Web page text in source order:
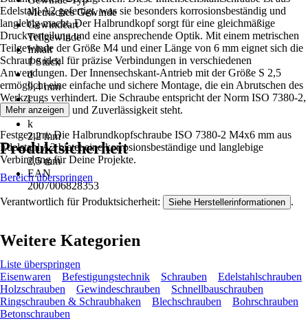
Metrisches Gewinde
Gewindeart
Teilgewinde
Inhalt
1 Stück
d
9,4 mm
l
6 mm
k
2,2 mm
s
2,5 mm
EAN
2007006828353
Edelstahl A2 gefertigt, was sie besonders korrosionsbeständig und
langlebig macht. Der Halbrundkopf sorgt für eine gleichmäßige
Druckverteilung und eine ansprechende Optik. Mit einem metrischen
Teilgewinde der Größe M4 und einer Länge von 6 mm eignet sich die
Schraube ideal für präzise Verbindungen in verschiedenen
Anwendungen. Der Innensechskant-Antrieb mit der Größe S 2,5
ermöglicht eine einfache und sichere Montage, die ein Abrutschen des
Werkzeugs verhindert. Die Schraube entspricht der Norm ISO 7380-2,
was für Qualität und Zuverlässigkeit steht.
Festgezurrt: Die Halbrundkopfschraube ISO 7380-2 M4x6 mm aus
Edelstahl A2 bietet eine korrosionsbeständige und langlebige
Verbindung für Deine Projekte.
Mehr anzeigen
Produktsicherheit
Bereich überspringen
Verantwortlich für Produktsicherheit: Siehe Herstellerinformationen .
Weitere Kategorien
Liste überspringen
Eisenwaren
Befestigungstechnik Schrauben
Edelstahlschrauben
Holzschrauben
Gewindeschrauben
Schnellbauschrauben
Ringschrauben & Schraubhaken
Blechschrauben
Bohrschrauben
Betonschrauben